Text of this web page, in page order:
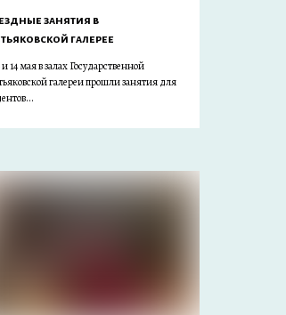
занятия в
галерее
и 14 мая в залах Государственной
галереи прошли занятия для